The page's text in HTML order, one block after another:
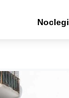
Noclegi